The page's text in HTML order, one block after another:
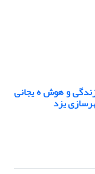
و هوش ه یجانی
یزد